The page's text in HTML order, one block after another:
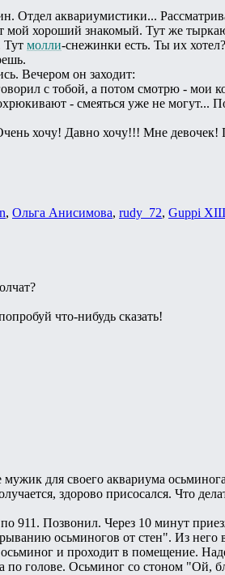
Отдел аквариумистики...
мой хороший знакомый. Тут же
Тут молли-снежинки есть. Ты их
Вечером он заходит:
с тобой, а потом смотрю - мои
- смеяться уже не могут...
хочу! Давно хочу!!! Мне девочек!
, Ольга Анисимова, rudy_72, Guppi XIII
что-нибудь сказать!
для своего аквариума
здорово присосался. Что
911. Позвонил. Через 10 минут
осьминогов от стен". Из
и проходит в помещение.
по голове. Осьминог со стоном "Ой,